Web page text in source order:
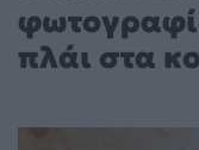
πλάι στα